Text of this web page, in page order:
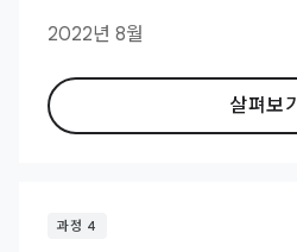
2022년 8월
살펴보기
과정 4